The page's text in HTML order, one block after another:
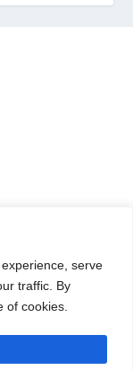
serve
traffic. By
of cookies.